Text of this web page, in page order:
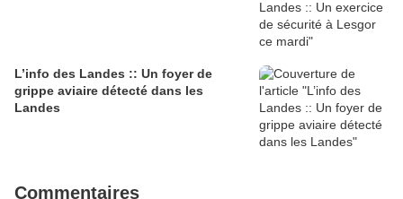
L’info des Landes :: Un foyer de
grippe aviaire détecté dans les
Landes
Commentaires